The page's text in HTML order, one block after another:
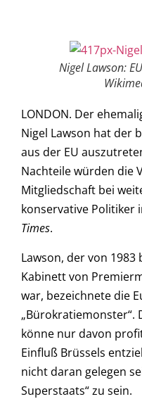
Nigel Lawson:
LONDON. Der
Nigel Lawson hat der
aus der EU
Nachteile würden die
Mitgliedschaft bei
konservative Politiker
Times.
Lawson, der von 1983
Kabinett von
war, bezeichnete die
„Bürokratiemonster“.
könne nur davon
Einfluß Brüssels
nicht daran gelegen
Superstaats“ zu sein.